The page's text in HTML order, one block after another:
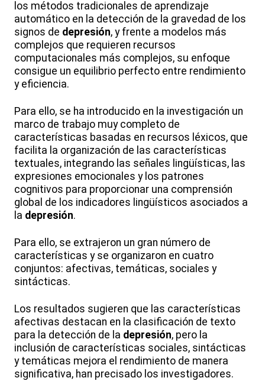
los métodos tradicionales de aprendizaje
automático en la detección de la gravedad de los
signos de depresión, y frente a modelos más
complejos que requieren recursos
computacionales más complejos, su enfoque
consigue un equilibrio perfecto entre rendimiento
y eficiencia.
Para ello, se ha introducido en la investigación un
marco de trabajo muy completo de
características basadas en recursos léxicos, que
facilita la organización de las características
textuales, integrando las señales lingüísticas, las
expresiones emocionales y los patrones
cognitivos para proporcionar una comprensión
global de los indicadores lingüísticos asociados a
la depresión.
Para ello, se extrajeron un gran número de
características y se organizaron en cuatro
conjuntos: afectivas, temáticas, sociales y
sintácticas.
Los resultados sugieren que las características
afectivas destacan en la clasificación de texto
para la detección de la depresión, pero la
inclusión de características sociales, sintácticas
y temáticas mejora el rendimiento de manera
significativa, han precisado los investigadores.